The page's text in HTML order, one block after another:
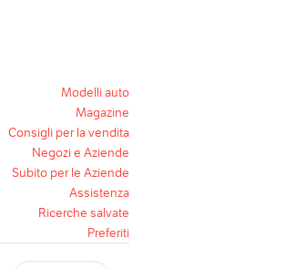
Modelli auto
Magazine
Consigli per la vendita
Negozi e Aziende
Subito per le Aziende
Assistenza
Ricerche salvate
Preferiti